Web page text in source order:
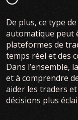
De plus, ce type
automatique peut
plateformes de
temps réel et des
Dans l’ensemble,
et à comprendre
aider les traders
décisions plus